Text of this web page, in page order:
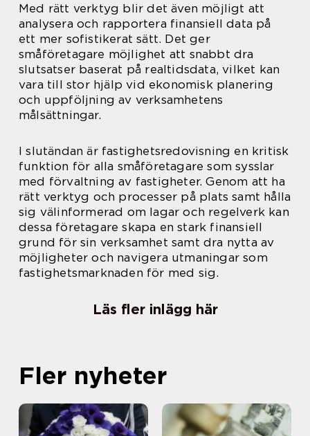
Med rätt verktyg blir det även möjligt att
analysera och rapportera finansiell data på
ett mer sofistikerat sätt. Det ger
småföretagare möjlighet att snabbt dra
slutsatser baserat på realtidsdata, vilket kan
vara till stor hjälp vid ekonomisk planering
och uppföljning av verksamhetens
målsättningar.
I slutändan är fastighetsredovisning en kritisk
funktion för alla småföretagare som sysslar
med förvaltning av fastigheter. Genom att ha
rätt verktyg och processer på plats samt hålla
sig välinformerad om lagar och regelverk kan
dessa företagare skapa en stark finansiell
grund för sin verksamhet samt dra nytta av
möjligheter och navigera utmaningar som
fastighetsmarknaden för med sig.
Läs fler inlägg här
Fler nyheter